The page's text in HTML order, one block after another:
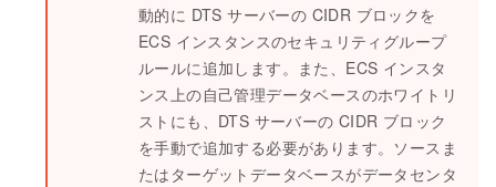
動的に DTS サーバーの CIDR ブロックを
ECS インスタンスのセキュリティグループ
ルールに追加します。また、ECS インスタ
ンス上の自己管理データベースのホワイトリ
ストにも、DTS サーバーの CIDR ブロック
を手動で追加する必要があります。ソースま
たはターゲットデータベースがデータセンタ